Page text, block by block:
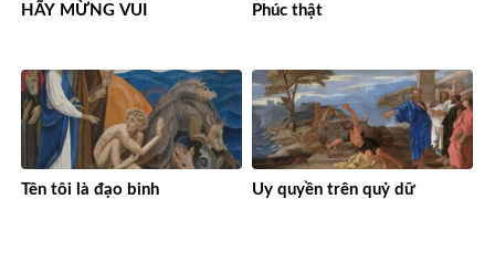
HÃY MỪNG VUI Phúc thật
Tên tôi là đạo binh Uy quyền trên quỷ dữ